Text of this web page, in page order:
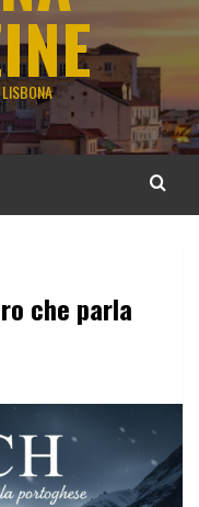
che parla